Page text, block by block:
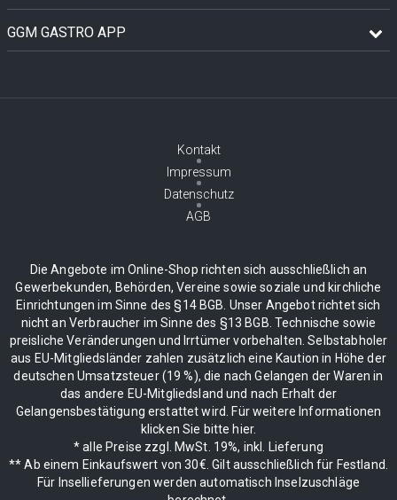
GGM GASTRO APP
Kontakt
Impressum
Datenschutz
AGB
Die Angebote im Online-Shop richten sich ausschließlich an
Gewerbekunden, Behörden, Vereine sowie soziale und kirchliche
Einrichtungen im Sinne des §14 BGB. Unser Angebot richtet sich
nicht an Verbraucher im Sinne des §13 BGB. Technische sowie
preisliche Veränderungen und Irrtümer vorbehalten. Selbstabholer
aus EU-Mitgliedsländer zahlen zusätzlich eine Kaution in Höhe der
deutschen Umsatzsteuer (19 %), die nach Gelangen der Waren in
das andere EU-Mitgliedsland und nach Erhalt der
Gelangensbestätigung erstattet wird. Für weitere Informationen
klicken Sie bitte hier.
* alle Preise zzgl. MwSt. 19%, inkl. Lieferung
** Ab einem Einkaufswert von 30€. Gilt ausschließlich für Festland.
Für Insellieferungen werden automatisch Inselzuschläge